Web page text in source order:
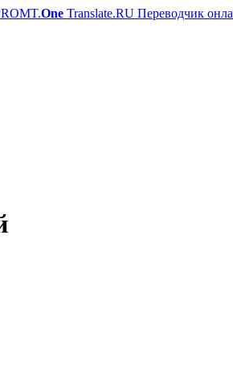
One Translate.RU Переводчик